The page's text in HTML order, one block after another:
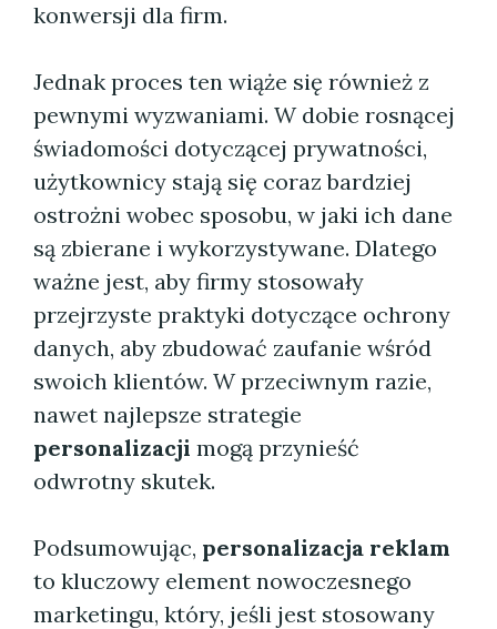
konwersji dla firm.
Jednak proces ten wiąże się również z
pewnymi wyzwaniami. W dobie rosnącej
świadomości dotyczącej prywatności,
użytkownicy stają się coraz bardziej
ostrożni wobec sposobu, w jaki ich dane
są zbierane i wykorzystywane. Dlatego
ważne jest, aby firmy stosowały
przejrzyste praktyki dotyczące ochrony
danych, aby zbudować zaufanie wśród
swoich klientów. W przeciwnym razie,
nawet najlepsze strategie
personalizacji mogą przynieść
odwrotny skutek.
Podsumowując, personalizacja reklam
to kluczowy element nowoczesnego
marketingu, który, jeśli jest stosowany